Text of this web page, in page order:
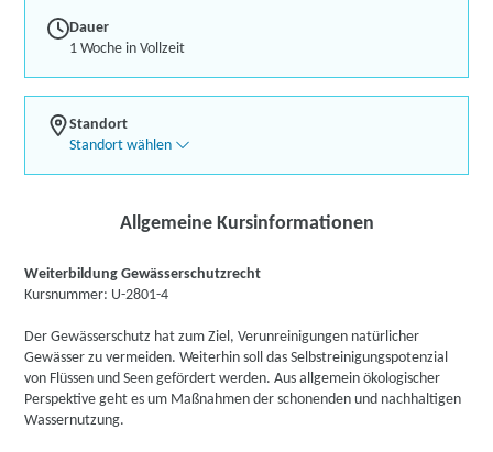
Dauer
1 Woche in Vollzeit
Standort
Standort wählen
Allgemeine Kursinformationen
Weiterbildung Gewässerschutzrecht
Kursnummer: U-2801-4
Der Gewässerschutz hat zum Ziel, Verunreinigungen natürlicher
Gewässer zu vermeiden. Weiterhin soll das Selbstreinigungspotenzial
von Flüssen und Seen gefördert werden. Aus allgemein ökologischer
Perspektive geht es um Maßnahmen der schonenden und nachhaltigen
Wassernutzung.